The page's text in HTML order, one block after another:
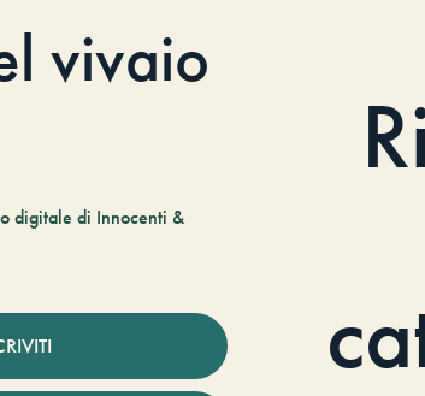
vivaio
digitale di Innocenti &